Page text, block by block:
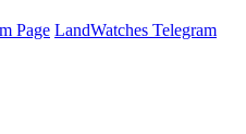
Page LandWatches Telegram